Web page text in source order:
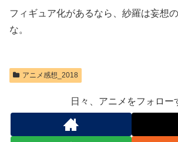
フィギュア化があるなら、紗羅は妄想
な。
アニメ感想_2018
日々、アニメをフォロー